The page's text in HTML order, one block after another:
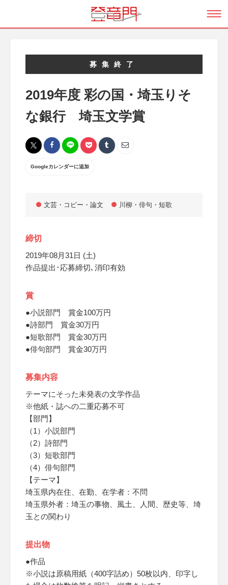
募集終了
2019年度 彩の国・埼玉りそ
な銀行 埼玉文学賞
Googleカレンダーに追加
文芸・コピー・論文 川柳・俳句・短歌
締切
2019年08月31日 (土)
作品提出･応募締切､消印有効
賞
●小説部門 賞金100万円
●詩部門 賞金30万円
●短歌部門 賞金30万円
●俳句部門 賞金30万円
募集内容
テーマにそった未発表の文学作品
※他紙・誌への二重応募不可
【部門】
（1）小説部門
（2）詩部門
（3）短歌部門
（4）俳句部門
【テーマ】
埼玉県内在住、在勤、在学者：不問
埼玉県外者：埼玉の事物、風土、人間、歴史等、埼
玉との関わり
提出物
●作品
※小説は原稿用紙（400字詰め）50枚以内、印字し